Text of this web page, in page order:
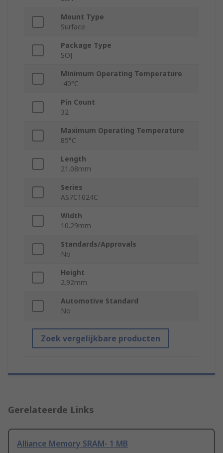
Mount Type
Surface
Package Type
SOJ
Minimum Operating Temperature
-40°C
Pin Count
32
Maximum Operating Temperature
85°C
Length
21.08mm
Series
AS7C1024C
Width
10.29mm
Standards/Approvals
No
Height
2.92mm
Automotive Standard
No
Zoek vergelijkbare producten
Gerelateerde Links
Alliance Memory SRAM- 1 MB